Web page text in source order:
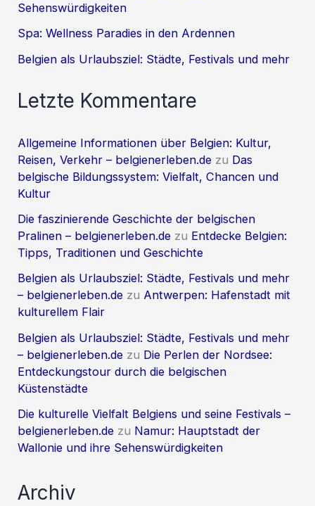
Sehenswürdigkeiten
Spa: Wellness Paradies in den Ardennen
Belgien als Urlaubsziel: Städte, Festivals und mehr
Letzte Kommentare
Allgemeine Informationen über Belgien: Kultur,
Reisen, Verkehr – belgienerleben.de zu Das
belgische Bildungssystem: Vielfalt, Chancen und
Kultur
Die faszinierende Geschichte der belgischen
Pralinen – belgienerleben.de zu Entdecke Belgien:
Tipps, Traditionen und Geschichte
Belgien als Urlaubsziel: Städte, Festivals und mehr
– belgienerleben.de zu Antwerpen: Hafenstadt mit
kulturellem Flair
Belgien als Urlaubsziel: Städte, Festivals und mehr
– belgienerleben.de zu Die Perlen der Nordsee:
Entdeckungstour durch die belgischen
Küstenstädte
Die kulturelle Vielfalt Belgiens und seine Festivals –
belgienerleben.de zu Namur: Hauptstadt der
Wallonie und ihre Sehenswürdigkeiten
Archiv